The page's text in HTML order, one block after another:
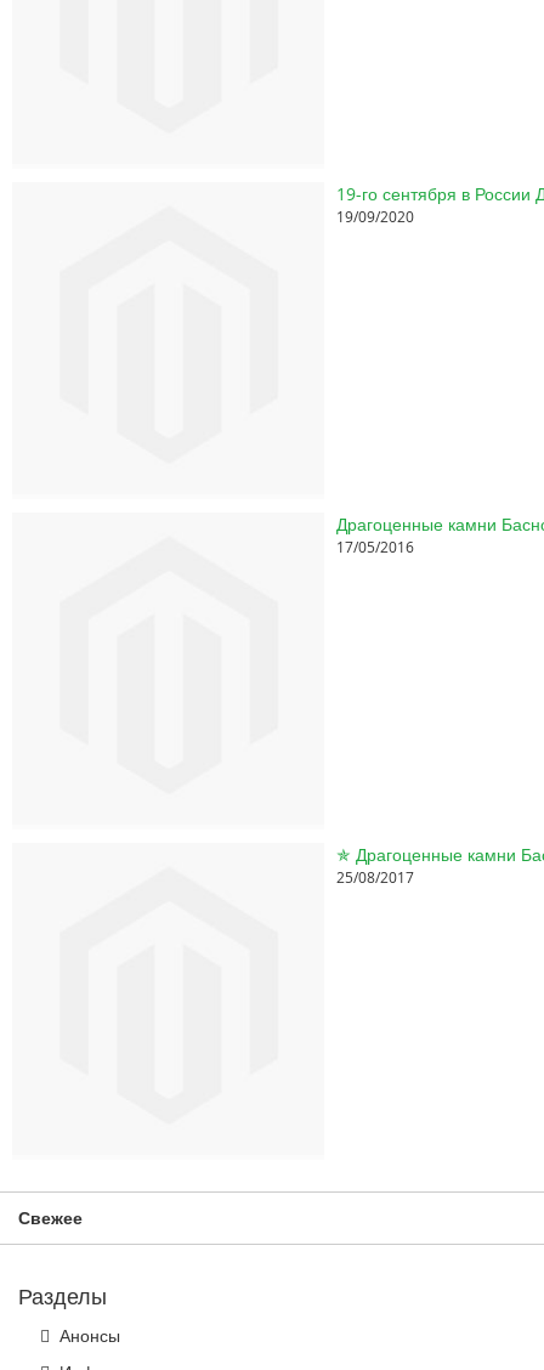
19-го сентября в
19/09/2020
17/05/2016
25/08/2017
Свежее
Разделы
Анонсы